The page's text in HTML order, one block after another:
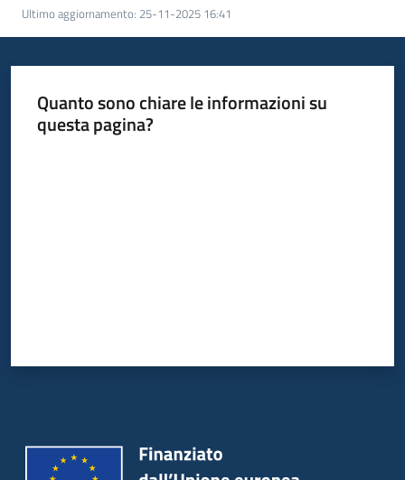
Ultimo aggiornamento: 25-11-2025 16:41
Quanto sono chiare le informazioni su
questa pagina?